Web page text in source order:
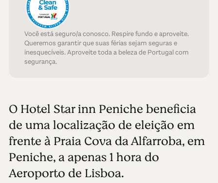
Você está seguro/a conosco. Respire fundo e aproveite.
Queremos garantir que suas férias sejam seguras e
inesquecíveis. Aproveite toda a beleza de Portugal com
segurança.
O Hotel Star inn Peniche beneficia
de uma localização de eleição em
frente à Praia Cova da Alfarroba, em
Peniche, a apenas 1 hora do
Aeroporto de Lisboa.